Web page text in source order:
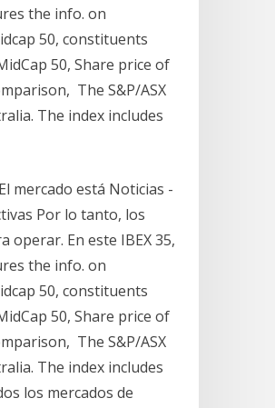
the info. on
50, constituents
50, Share price of
The S&P/ASX
The index includes
mercado está Noticias -
Por lo tanto, los
En este IBEX 35,
the info. on
50, constituents
50, Share price of
The S&P/ASX
The index includes
los mercados de